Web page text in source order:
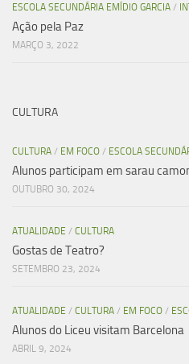
ESCOLA SECUNDÁRIA EMÍDIO GARCIA /
Ação pela Paz
MARÇO 3, 2022
CULTURA
CULTURA / EM FOCO / ESCOLA
Alunos participam em sarau
OUTUBRO 30, 2024
ATUALIDADE / CULTURA
Gostas de Teatro?
SETEMBRO 23, 2024
ATUALIDADE / CULTURA / EM FOCO /
Alunos do Liceu visitam Barcelona
ABRIL 9, 2024